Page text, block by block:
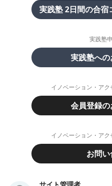
実践塾 2日間の合
実践塾
実践塾へ
イノベーション・ア
会員登録
イノベーション・ア
お問